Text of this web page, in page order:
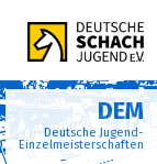
DEM
Deutsche Jugend-
Einzelmeisterschaften